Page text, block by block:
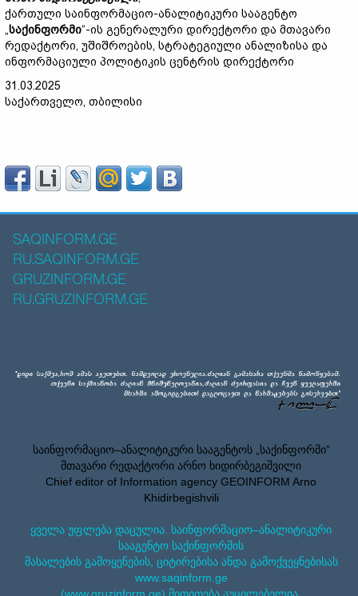
ქართული საინფორმაციო-ანალიტიკური სააგენტო
„საქინფორმი“-ის გენერალური დირექტორი და მთავარი
რედაქტორი, უშიშროების, სტრატეგიული ანალიზისა და
ინფორმაციული პოლიტიკის ცენტრის დირექტორი
31.03.2025
საქართველო, თბილისი
SAQINFORM.GE
RU.SAQINFORM.GE
GRUZINFORM.GE
RU.GRUZINFORM.GE
საინფორმაციო–ანალიტიკური სააგენტოს „საქინფორმი”
მთავარი რედაქტორი არნო ხიდირბეგიშვილი
Chief editor of Information agency GEOINFORM Arno
Khidirbegishvili
ყველა უფლება დაცულია. საინფორმაციო–ანალიტიკური
სააგენტო საქინფორმის
მასალების გამოყენების, ციტირებისა ანდა გამოქვეყნებისას
www.saqinform.ge
(www.gruzinform.ge) მითითება აუცილებელია.